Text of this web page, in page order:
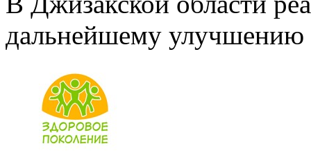
дальнейшему улучшению